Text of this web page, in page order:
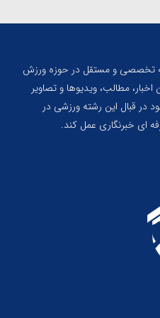
تخصصی و مستقل در حوزه ورزش
مطالب، ویدیوها و تصاویر
در قبال این رشته ورزشی در
ای خبرنگاری عمل کند.